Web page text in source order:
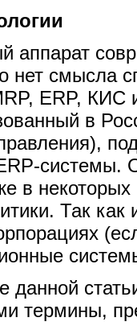
аппарат
нет смысла
ERP, КИС
в
системы.
в некоторых
Так
данной
термины,